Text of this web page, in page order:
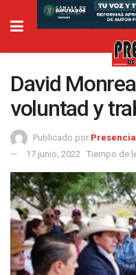
David
voluntad y
Publicado por
17 junio, 2022
Tiempo de